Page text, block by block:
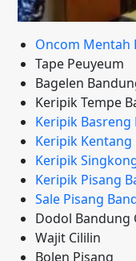
Oncom Mentah
Tape Peuyeum
Bagelen
Keripik Tempe
Keripik Basreng
Keripik Kentang
Keripik
Keripik Pisang
Sale Pisang
Dodol Bandung
Wajit Cililin
Bolen Pisang